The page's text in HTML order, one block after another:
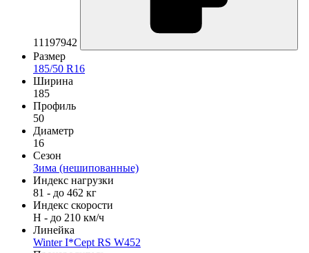
11197942
Размер
185/50 R16
Ширина
185
Профиль
50
Диаметр
16
Сезон
Зима (нешипованные)
Индекс нагрузки
81 - до 462 кг
Индекс скорости
H - до 210 км/ч
Линейка
Winter I*Cept RS W452